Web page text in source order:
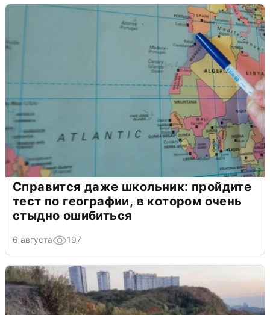
Справится даже школьник: пройдите
тест по географии, в котором очень
стыдно ошибиться
6 августа 197